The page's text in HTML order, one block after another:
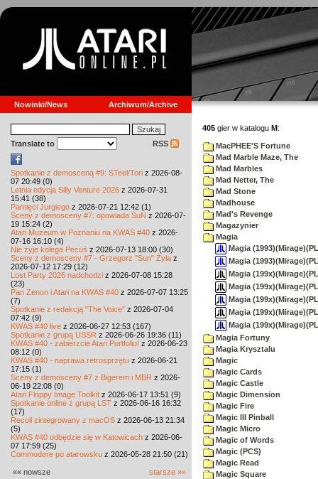
Nowinki/News Archiwum/Archive
Translate to RSS
Spotkanie z demosceną #9: STeel/Tori z 2026-08-
07 20:49 (0)
Letnia edycja Silly Venture 2026 z 2026-07-31
15:41 (38)
Pamięci Jurgiego z 2026-07-21 12:42 (1)
Sceny z demosceny #7: opowiada SuN z 2026-07-
19 15:24 (2)
Atari Muzeum w Poznaniu na KWAS #40 z 2026-
07-16 16:10 (4)
Nie żyje kolega Pecuś z 2026-07-13 18:00 (30)
Sceny z demosceny #7 - Grzegorz "Sun" Żyła z
2026-07-12 17:29 (12)
Lost Party 2026 nadchodzi z 2026-07-08 15:28
(23)
Pan Zenon i Atari na KWAS #40 z 2026-07-07 13:25
(7)
Spotkanie z redakcją "The Voice" z 2026-07-04
07:42 (9)
KWAS #40 live z 2026-06-27 12:53 (167)
Spotkanie z grupą USSR z 2026-06-26 19:36 (11)
KWAS #40 - zabierzcie Atari Portfolio! z 2026-06-23
08:12 (0)
KWAS #40 - naprawa retrosprzętu z 2026-06-21
17:15 (1)
Sceny z demosceny #7 z Bigerem i MBR z 2026-
06-19 22:08 (0)
Atari Floppy Image Toolkit z 2026-06-17 13:51 (9)
Spotkanie online z grupą LST z 2026-06-16 16:32
(17)
Recoil zintegrowany z macOS z 2026-06-13 21:34
(5)
KWAS #40 odbędzie się w Katowicach z 2026-06-
07 17:59 (25)
Commodore po atarowsku z 2026-05-28 21:50 (21)
«« nowsze starsze »»
405 gier w katalogu M:
MacPHEE'S Fortune
Mad Marble Maze, The
Mad Marbles
Mad Netter, The
Mad Stone
Madhouse
Mad's Revenge
Magazynier
Magia
Magia
Magia
Magia
Magia
Magia
Magia
Magia
Magia Fortuny
Magia Krysztalu
Magic
Magic Cards
Magic Castle
Magic Dimension
Magic Fire
Magic III Pinball
Magic Micro
Magic of Words
Magic (PCS)
Magic Read
Magic Square